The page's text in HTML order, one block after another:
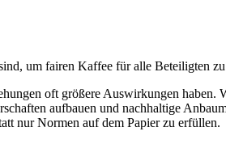
um fairen Kaffee für alle Beteiligten
oft größere Auswirkungen
aufbauen und nachhaltige
nur Normen auf dem Papier zu erfüllen.